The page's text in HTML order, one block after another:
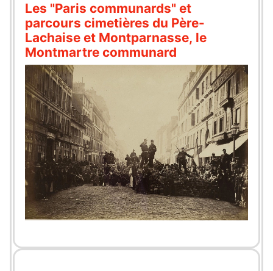
Les "Paris communards" et
parcours cimetières du Père-
Lachaise et Montparnasse, le
Montmartre communard